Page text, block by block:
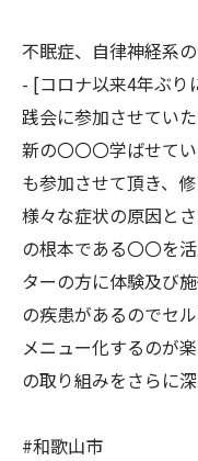
不眠症、自律神経系
- [コロナ以来4年ぶり
践会に参加させてい
新の〇〇〇学ばせて
も参加させて頂き、
様々な症状の原因と
の根本である〇〇を
ターの方に体験及び
の疾患があるのでセ
メニュー化するのが
の取り組みをさらに
#和歌山市